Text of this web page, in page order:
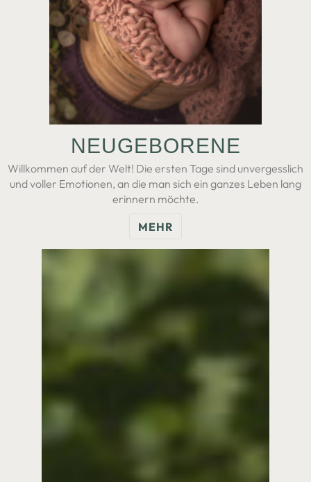
NEU­GE­BOR­ENE
Willkommen auf der Welt! Die ersten Tage sind unvergesslich
und voller Emotionen, an die man sich ein ganzes Leben lang
erinnern möchte.
MEHR